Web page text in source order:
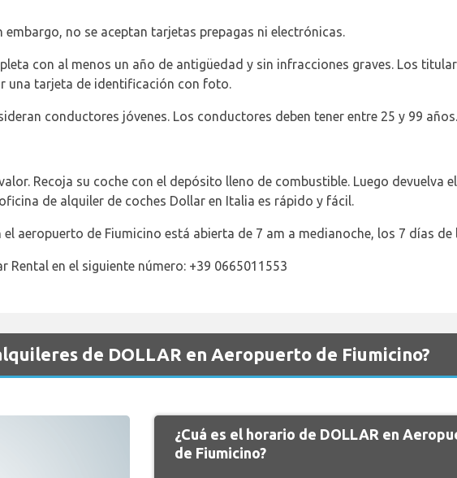
no se aceptan tarjetas prepagas ni electrónicas.
con al menos un año de antigüedad y sin infracciones graves. Los
una tarjeta de identificación con foto.
conductores jóvenes. Los conductores deben tener entre 25 y 99 años.
Recoja su coche con el depósito lleno de combustible. Luego devuelva
de alquiler de coches Dollar en Italia es rápido y fácil.
aeropuerto de Fiumicino está abierta de 7 am a medianoche, los 7 días de
Rental en el siguiente número: +39 0665011553
de DOLLAR en Aeropuerto de Fiumicino?
¿Cuá es el horario de DOLLAR en
de Fiumicino?